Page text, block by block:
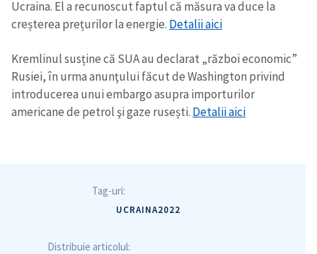
Trimite o informație
Despre ZdG
in English
на русском
Ucraina. El a recunoscut faptul că măsura va duce la
creșterea prețurilor la energie. Detalii aici
Kremlinul susține că SUA au declarat „război economic”
Rusiei, în urma anunţului făcut de Washington privind
introducerea unui embargo asupra importurilor
americane de petrol şi gaze rusești. Detalii aici
Tag-uri:
UCRAINA2022
Distribuie articolul: